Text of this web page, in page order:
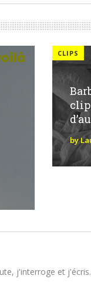
CLIPS
clip
by
j'interroge et j'écris.